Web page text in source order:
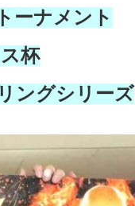
ーナメント
杯
ングシリーズ